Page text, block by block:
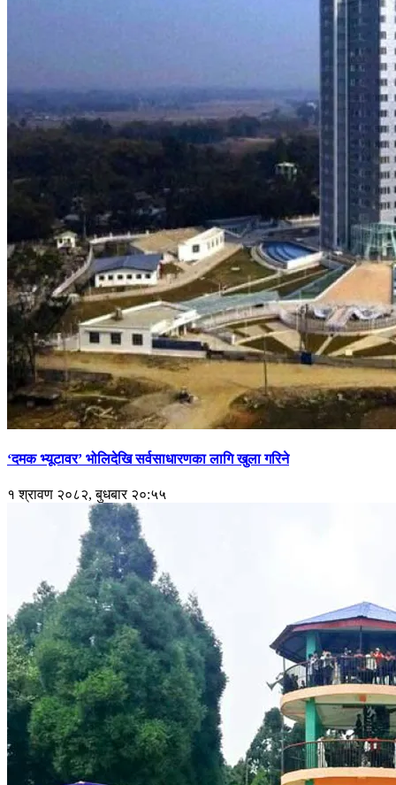
‘दमक भ्यूटावर’ भोलिदेखि सर्वसाधारणका लागि खुला गरिने
१ श्रावण २०८२, बुधबार २०:५५